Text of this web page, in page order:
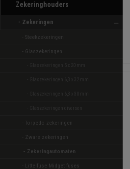
Zekeringhouders
- Zekeringen
- Steekzekeringen
- Glaszekeringen
- Glaszekeringen 5 x 20 mm
- Glaszekeringen 6,3 x 32 mm
- Glaszekeringen 6,3 x 30 mm
- Glaszekeringen diversen
- Torpedo zekeringen
- Zware zekeringen
- Zekeringautomaten
- Littelfuse Midget fuses